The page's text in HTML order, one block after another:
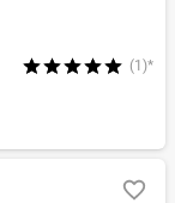
(1)*